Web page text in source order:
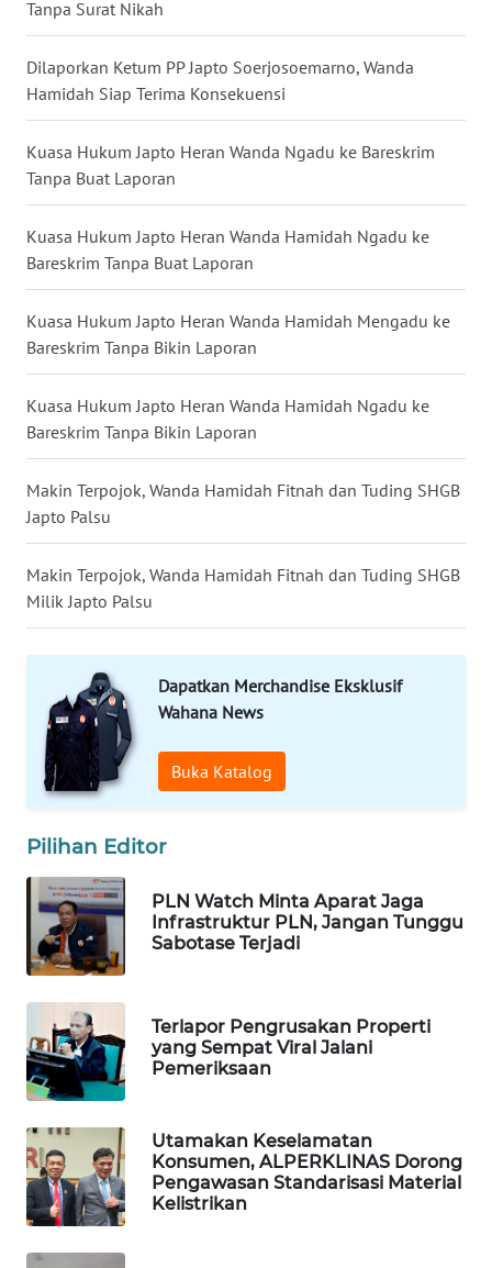
Tanpa Surat Nikah
Dilaporkan Ketum PP Japto Soerjosoemarno, Wanda
Hamidah Siap Terima Konsekuensi
Kuasa Hukum Japto Heran Wanda Ngadu ke Bareskrim
Tanpa Buat Laporan
Kuasa Hukum Japto Heran Wanda Hamidah Ngadu ke
Bareskrim Tanpa Buat Laporan
Kuasa Hukum Japto Heran Wanda Hamidah Mengadu ke
Bareskrim Tanpa Bikin Laporan
Kuasa Hukum Japto Heran Wanda Hamidah Ngadu ke
Bareskrim Tanpa Bikin Laporan
Makin Terpojok, Wanda Hamidah Fitnah dan Tuding SHGB
Japto Palsu
Makin Terpojok, Wanda Hamidah Fitnah dan Tuding SHGB
Milik Japto Palsu
Dapatkan Merchandise Eksklusif
Wahana News
Buka Katalog
Pilihan Editor
PLN Watch Minta Aparat Jaga
Infrastruktur PLN, Jangan Tunggu
Sabotase Terjadi
Terlapor Pengrusakan Properti
yang Sempat Viral Jalani
Pemeriksaan
Utamakan Keselamatan
Konsumen, ALPERKLINAS Dorong
Pengawasan Standarisasi Material
Kelistrikan
MALUKU
MALUT
WN
DAIRI
WN
DANAU
TOBA
LANGKAT
TAPANULI
SELATAN
TANJUNG
LESUNG
WN
KARO
WN
SIMALUNGUN
WN
LABUHANBATU
WN
TAPANULI
TENGAH
SERDANG
WN
TEBING